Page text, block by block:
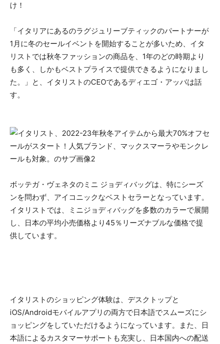
け！
「イタリアにあるのラグジュリーブティックのパートナーが
1月に冬のセールイベントを開始することが多いため、イタ
リストでは秋冬ファッションの商品を、1年のどの時期より
も多く、しかもベストプライスで提供できるようになりまし
た。」と、イタリストのCEOであるディエゴ・アッバは話
す。
ボッテガ・ヴェネタのミニ ジョディバッグは、特にシーズ
ンを問わず、アイコニックなベストセラーとなっています。
イタリストでは、ミニジョディバッグを多数のカラーで展開
し、日本の平均小売価格より45％リーズナブルな価格で提
供しています。
イタリストのショッピング体験は、デスクトップと
iOS/Androidモバイルアプリの両方で日本語でスムーズにシ
ョッピングをしていただけるようになっています。また、日
本語によるカスタマーサポートも充実し、日本国内への配送